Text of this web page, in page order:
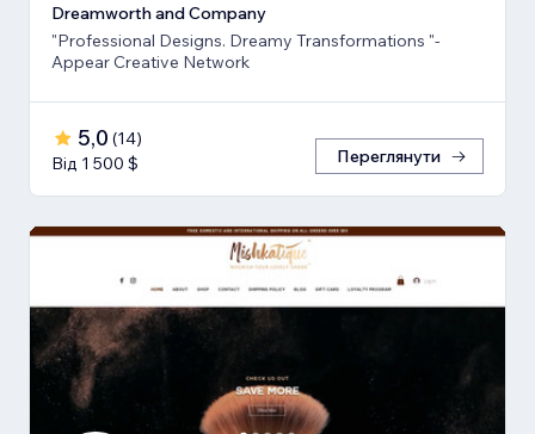
Dreamworth and Company
"Professional Designs. Dreamy Transformations "-
Appear Creative Network
5,0 (14)
Від 1 500 $
Переглянути